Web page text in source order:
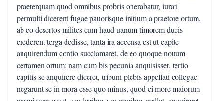
praeterquam quod omnibus probris onerabatur, iurati
permulti dicerent fugae pauorisque initium a praetore ortum,
ab eo desertos milites cum haud uanum timorem ducis
crederent terga dedisse, tanta ira accensa est ut capite
anquirendum contio succlamaret. de eo quoque nouum
certamen ortum; nam cum bis pecunia anquisisset, tertio
capitis se anquirere diceret, tribuni plebis appellati collegae
negarunt se in mora esse quo minus, quod ei more maiorum